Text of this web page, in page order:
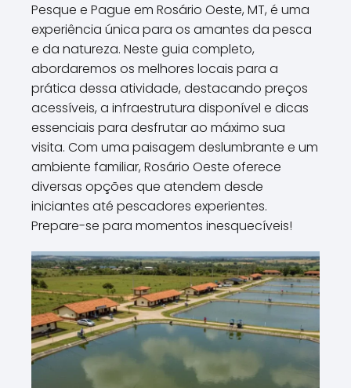
Pesque e Pague em Rosário Oeste, MT, é uma
experiência única para os amantes da pesca
e da natureza. Neste guia completo,
abordaremos os melhores locais para a
prática dessa atividade, destacando preços
acessíveis, a infraestrutura disponível e dicas
essenciais para desfrutar ao máximo sua
visita. Com uma paisagem deslumbrante e um
ambiente familiar, Rosário Oeste oferece
diversas opções que atendem desde
iniciantes até pescadores experientes.
Prepare-se para momentos inesquecíveis!